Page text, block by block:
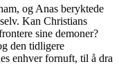
og Anas beryktede
Kan Christians
sine demoner?
den tidligere
enhver fornuft, til å dra